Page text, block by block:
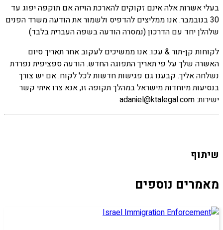
בעלי אשרות אלה אינם זקוקים להארכת הויזה אם תוקפה יפוג עד
30 בנובמבר. אנו ממליצים להדפיס ולשמור את הודעה משרד הפנים
שלהלן יחד עם הדרכון (נמסרה הודעה בשפה העברית בלבד)
לקוחות קן-תור & עכו: אנו ממשיכים לעקוב אחר תאריך סיום
האשרה שלך על פי תאריך התפוגה החדש. הודעה ספציפית נפרדת
נשלחה אליך. קבענו גם פגישות חדשות לכל לקוח. אם יש צורך
בנסיעות מיוחדות מישראל במהלך תקופה זו, אנא צרו איתי קשר
ישירות: adaniel@ktalegal.com
שיתוף
מאמרים נוספים